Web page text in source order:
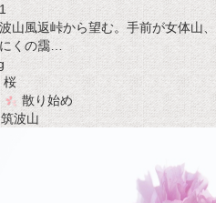
1
山風返峠から望む。手前が女体山
くの靄…
桜
散り始め
波山